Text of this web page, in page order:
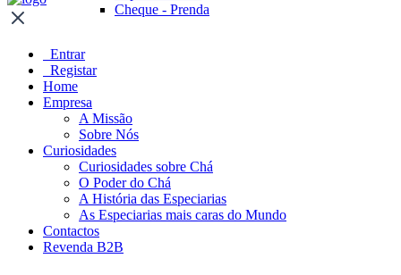
Cheque - Prenda
Entrar
Registar
Home
Empresa
A Missão
Sobre Nós
Curiosidades
Curiosidades sobre Chá
O Poder do Chá
A História das Especiarias
As Especiarias mais caras do Mundo
Contactos
Revenda B2B